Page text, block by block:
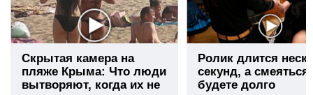
Скрытая камера на
пляже Крыма: Что люди
вытворяют, когда их не
Ролик длится
секунд, а
будете долго